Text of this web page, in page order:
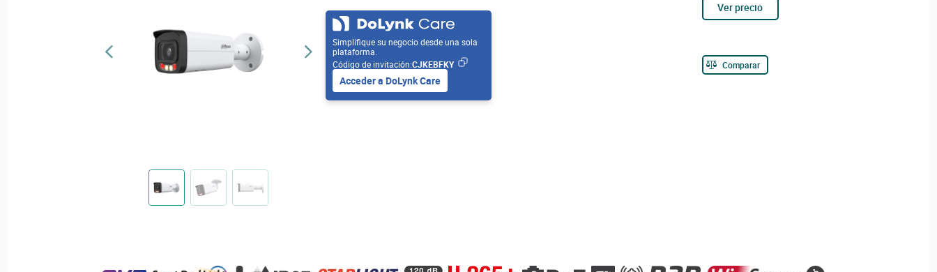
Simplifique su negocio desde una sola
plataforma.
Código de invitación:CJKEBFKY
Acceder a DoLynk Care
Ver precio
Comparar